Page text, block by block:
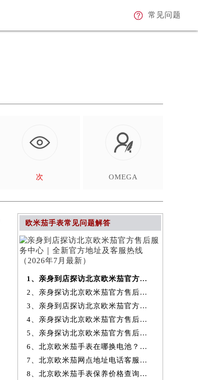
常见问题
次
OMEGA
欧米茄手表常见问题解答
1、亲身到店探访北京欧米茄官方售后服务中心｜全新官方地址及客服热线
2、亲身探访北京欧米茄官方售后服务中心｜最新热线和全部维修地址（2026
3、亲身到店探访北京欧米茄官方售后服务中心｜地址及官方联系电话（2026
4、亲身探访北京欧米茄官方售后服务中心｜全新地址与售后热线（2026年7
5、亲身探访北京欧米茄官方售后服务中心｜详细网点地址与售后热线（2026
6、北京欧米茄手表在哪换电池？专业售后维修服务指南权威公示（2026年7
7、北京欧米茄网点地址电话客服查询与售后维修保养服务权威公示（2026
8、北京欧米茄手表保养价格查询费用明细权威公示（2026年7月最新）